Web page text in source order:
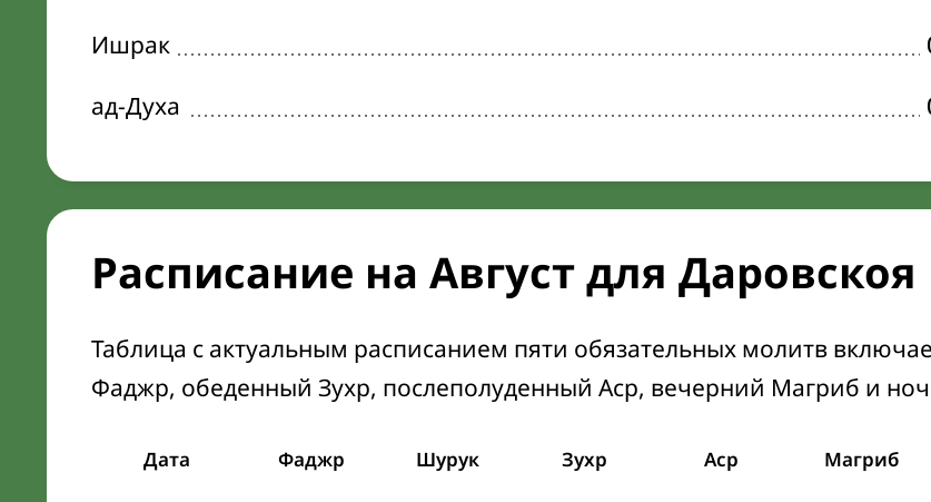
Ишрак
ад-Духа
Расписание на Август для Даровскоя
Таблица с актуальным расписанием пяти обязательных молитв
Фаджр, обеденный Зухр, послеполуденный Аср, вечерний Магриб и
Дата Фаджр Шурук Зухр Аср Магриб